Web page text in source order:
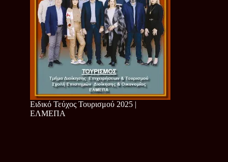
Ειδικό Τεύχος Τουρισμού 2025 |
ΕΛΜΕΠΑ